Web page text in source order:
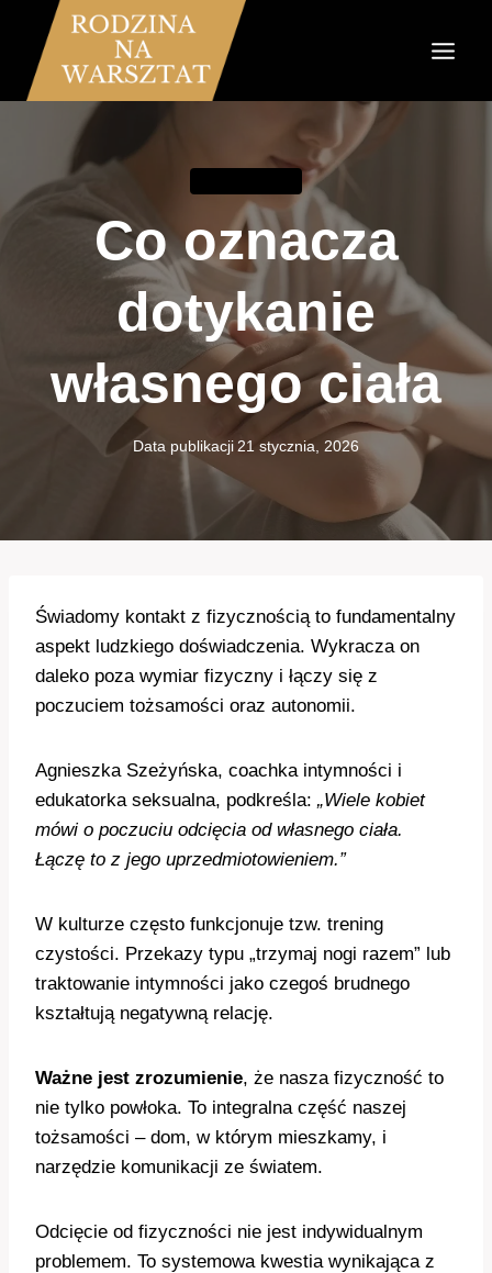
Przejdź
treści
Co oznacza
dotykanie
własnego ciała
Data publikacji 21 stycznia, 2026
Świadomy kontakt z fizycznością to fundamentalny
aspekt ludzkiego doświadczenia. Wykracza on
daleko poza wymiar fizyczny i łączy się z
poczuciem tożsamości oraz autonomii.
Agnieszka Szeżyńska, coachka intymności i
edukatorka seksualna, podkreśla: „Wiele kobiet
mówi o poczuciu odcięcia od własnego ciała.
Łączę to z jego uprzedmiotowieniem.”
W kulturze często funkcjonuje tzw. trening
czystości. Przekazy typu „trzymaj nogi razem” lub
traktowanie intymności jako czegoś brudnego
kształtują negatywną relację.
Ważne jest zrozumienie, że nasza fizyczność to
nie tylko powłoka. To integralna część naszej
tożsamości – dom, w którym mieszkamy, i
narzędzie komunikacji ze światem.
Odcięcie od fizyczności nie jest indywidualnym
problemem. To systemowa kwestia wynikająca z